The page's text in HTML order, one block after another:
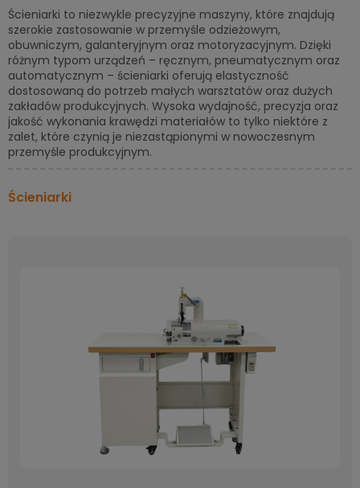
Ścieniarki to niezwykle precyzyjne maszyny, które znajdują
szerokie zastosowanie w przemyśle odzieżowym,
obuwniczym, galanteryjnym oraz motoryzacyjnym. Dzięki
różnym typom urządzeń – ręcznym, pneumatycznym oraz
automatycznym – ścieniarki oferują elastyczność
dostosowaną do potrzeb małych warsztatów oraz dużych
zakładów produkcyjnych. Wysoka wydajność, precyzja oraz
jakość wykonania krawędzi materiałów to tylko niektóre z
zalet, które czynią je niezastąpionymi w nowoczesnym
przemyśle produkcyjnym.
Ścieniarki